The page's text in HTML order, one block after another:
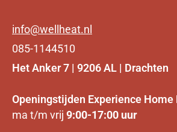
info@wellheat.nl
085-1144510
Het Anker 7 | 9206 AL | Drachten
Openingstijden Experience Home
ma t/m vrij 9:00-17:00 uur